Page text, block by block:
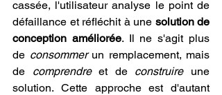
cassée, l'utilisateur analyse le point de
défaillance et réfléchit à une solution de
conception améliorée. Il ne s'agit plus
de consommer un remplacement, mais
de comprendre et de construire une
solution. Cette approche est d'autant